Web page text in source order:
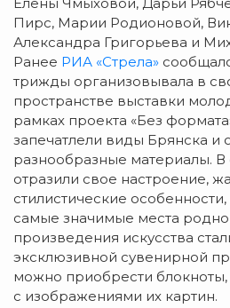
Пирс, Марии Родионовой,
Александра Григорьева и
Ранее РИА «Стрела»
трижды организовывала в
пространстве выставки
рамках проекта «Без
запечатлели виды Брянска и
разнообразные материалы. В
отразили свое настроение,
стилистические
самые значимые места
произведения искусства
эксклюзивной сувенирной
можно приобрести блокноты,
с изображениями их картин.